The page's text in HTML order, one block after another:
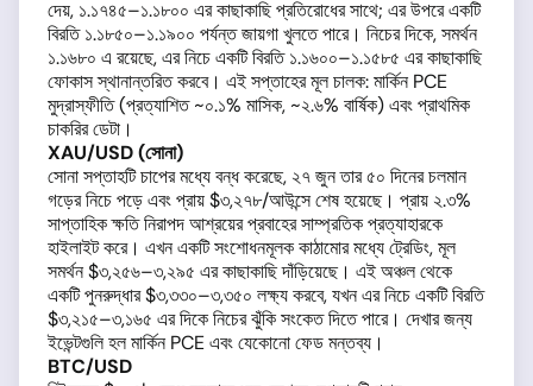
দেয়, ১.১৭৪৫–১.১৮০০ এর কাছাকাছি প্রতিরোধের সাথে; এর উপরে একটি
বিরতি ১.১৮৫০–১.১৯০০ পর্যন্ত জায়গা খুলতে পারে। নিচের দিকে, সমর্থন
১.১৬৮০ এ রয়েছে, এর নিচে একটি বিরতি ১.১৬০০–১.১৫৮৫ এর কাছাকাছি
ফোকাস স্থানান্তরিত করবে। এই সপ্তাহের মূল চালক: মার্কিন PCE
মুদ্রাস্ফীতি (প্রত্যাশিত ~০.১% মাসিক, ~২.৬% বার্ষিক) এবং প্রাথমিক
চাকরির ডেটা।
XAU/USD (সোনা)
সোনা সপ্তাহটি চাপের মধ্যে বন্ধ করেছে, ২৭ জুন তার ৫০ দিনের চলমান
গড়ের নিচে পড়ে এবং প্রায় $৩,২৭৮/আউন্সে শেষ হয়েছে। প্রায় ২.৩%
সাপ্তাহিক ক্ষতি নিরাপদ আশ্রয়ের প্রবাহের সাম্প্রতিক প্রত্যাহারকে
হাইলাইট করে। এখন একটি সংশোধনমূলক কাঠামোর মধ্যে ট্রেডিং, মূল
সমর্থন $৩,২৫৬–৩,২৯৫ এর কাছাকাছি দাঁড়িয়েছে। এই অঞ্চল থেকে
একটি পুনরুদ্ধার $৩,৩৩০–৩,৩৫০ লক্ষ্য করবে, যখন এর নিচে একটি বিরতি
$৩,২১৫–৩,১৬৫ এর দিকে নিচের ঝুঁকি সংকেত দিতে পারে। দেখার জন্য
ইভেন্টগুলি হল মার্কিন PCE এবং যেকোনো ফেড মন্তব্য।
BTC/USD